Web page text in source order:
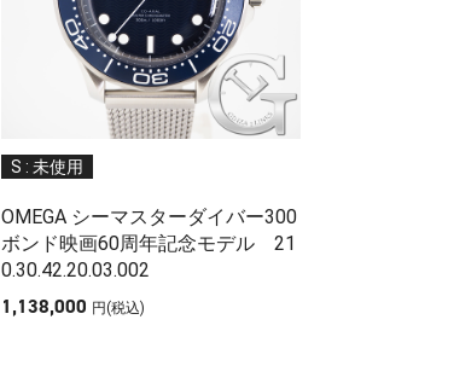
S : 未使用
OMEGA シーマスターダイバー300
ボンド映画60周年記念モデ ル 21
0.30.42.20.03.002
1,138,000 円(税込)